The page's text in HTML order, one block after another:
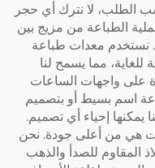
لا نترك أي حجر
الطباعة من مزيج بين
نستخدم معدات طباعة
للغاية، مما يسمح لنا
على واجهات الساعات
اسم بسيط أو بتصميم
يمكنها إحياء أي تصميم.
هي من أعلى جودة. نحن
المقاوم للصدأ والذهب